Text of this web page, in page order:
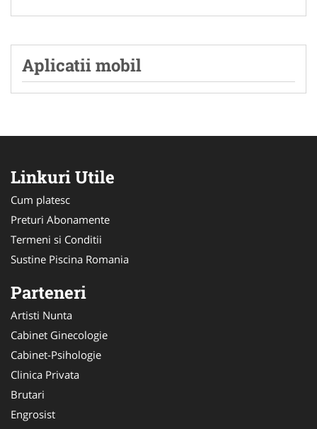
Aplicatii mobil
Linkuri Utile
Cum platesc
Preturi Abonamente
Termeni si Conditii
Sustine Piscina Romania
Parteneri
Artisti Nunta
Cabinet Ginecologie
Cabinet-Psihologie
Clinica Privata
Brutari
Engrosist